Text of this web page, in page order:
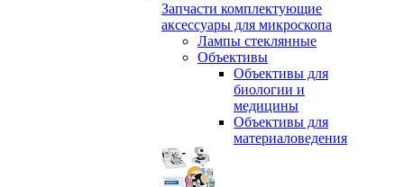
Запчасти комплектующие
аксессуары для микроскопа
Лампы стеклянные
Объективы
Объективы для
биологии и
медицины
Объективы для
материаловедения